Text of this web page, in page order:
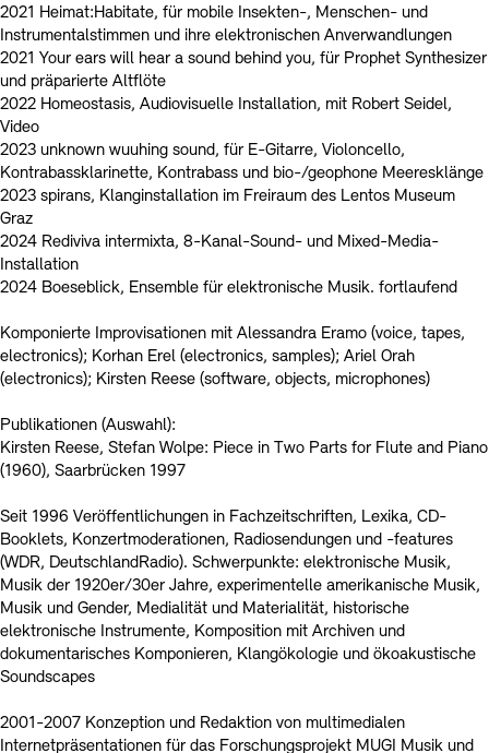
2021 Heimat:Habitate, für mobile Insekten-, Menschen- und
Instrumentalstimmen und ihre elektronischen Anverwandlungen
2021 Your ears will hear a sound behind you, für Prophet Synthesizer
und präparierte Altflöte
2022 Homeostasis, Audiovisuelle Installation, mit Robert Seidel,
Video
2023 unknown wuuhing sound, für E-Gitarre, Violoncello,
Kontrabassklarinette, Kontrabass und bio-/geophone Meeresklänge
2023 spirans, Klanginstallation im Freiraum des Lentos Museum
Graz
2024 Rediviva intermixta, 8-Kanal-Sound- und Mixed-Media-
Installation
2024 Boeseblick, Ensemble für elektronische Musik. fortlaufend
Komponierte Improvisationen mit Alessandra Eramo (voice, tapes,
electronics); Korhan Erel (electronics, samples); Ariel Orah
(electronics); Kirsten Reese (software, objects, microphones)
Publikationen (Auswahl):
Kirsten Reese, Stefan Wolpe: Piece in Two Parts for Flute and Piano
(1960), Saarbrücken 1997
Seit 1996 Veröffentlichungen in Fachzeitschriften, Lexika, CD-
Booklets, Konzertmoderationen, Radiosendungen und -features
(WDR, DeutschlandRadio). Schwerpunkte: elektronische Musik,
Musik der 1920er/30er Jahre, experimentelle amerikanische Musik,
Musik und Gender, Medialität und Materialität, historische
elektronische Instrumente, Komposition mit Archiven und
dokumentarisches Komponieren, Klangökologie und ökoakustische
Soundscapes
2001-2007 Konzeption und Redaktion von multimedialen
Internetpräsentationen für das Forschungsprojekt MUGI Musik und